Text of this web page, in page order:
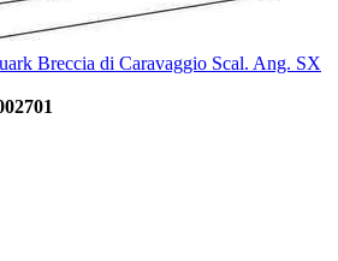
Breccia di Caravaggio Scal. Ang. SX